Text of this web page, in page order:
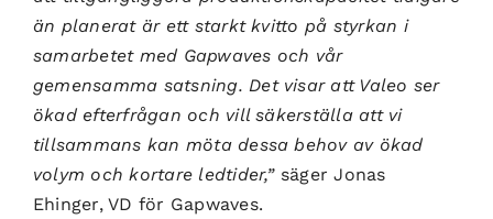
än planerat är ett starkt kvitto på styrkan i
samarbetet med Gapwaves och vår
gemensamma satsning. Det visar att Valeo ser
ökad efterfrågan och vill säkerställa att vi
tillsammans kan möta dessa behov av ökad
volym och kortare ledtider,”säger Jonas
Ehinger, VD för Gapwaves.